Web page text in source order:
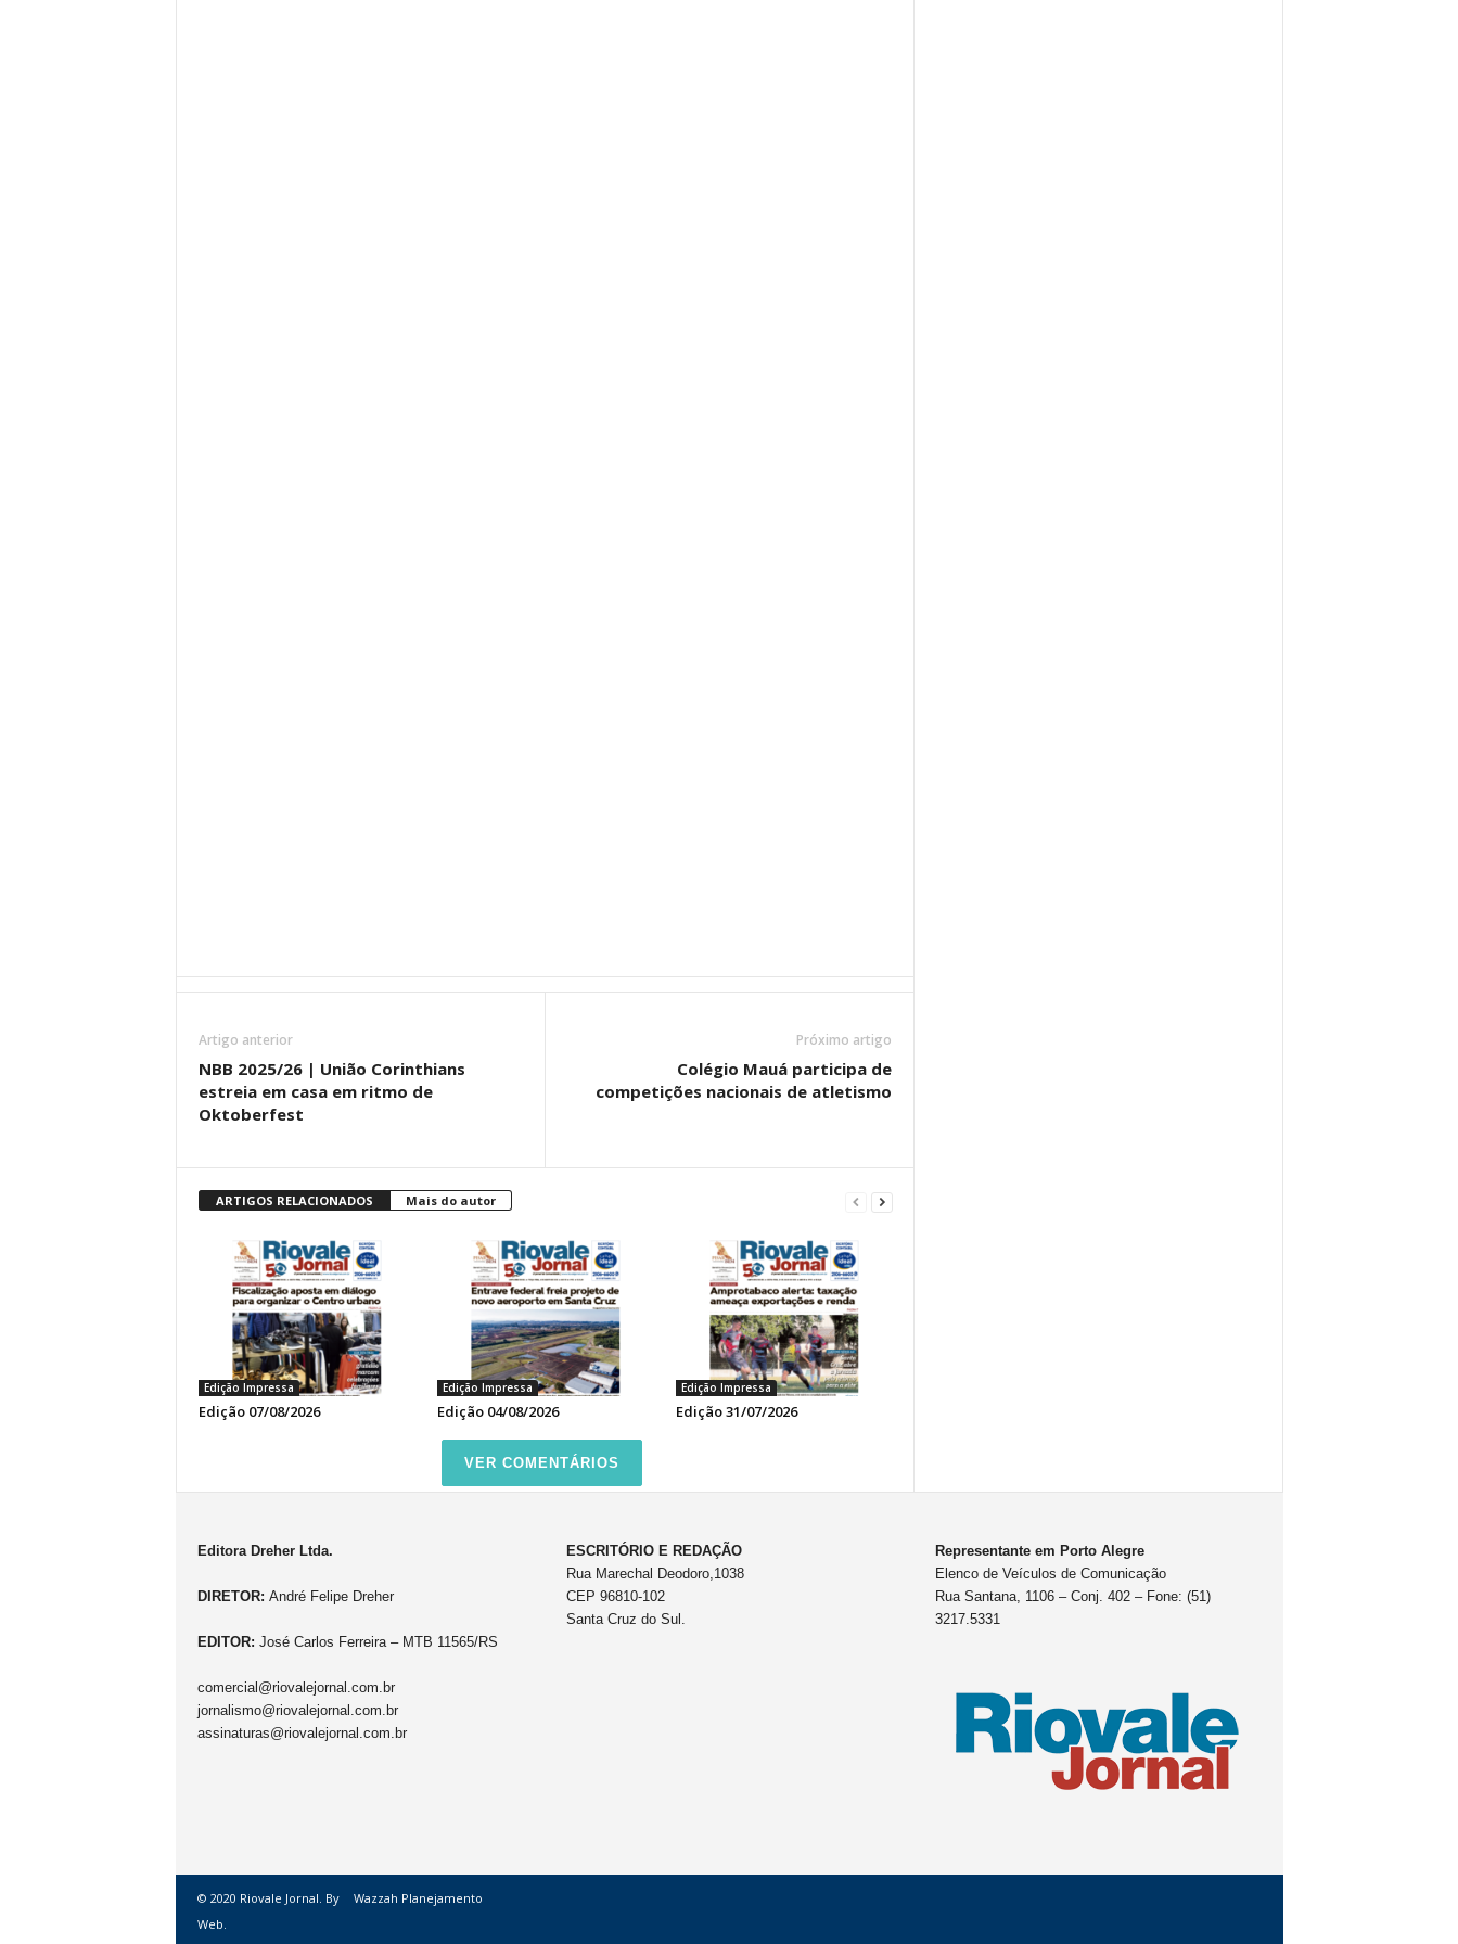
Artigo anterior
NBB 2025/26 | União Corinthians
estreia em casa em ritmo de
Oktoberfest
Próximo artigo
Colégio Mauá participa de
competições nacionais de atletismo
ARTIGOS RELACIONADOS Mais do autor
Edição Impressa
Edição 07/08/2026
Edição Impressa
Edição 04/08/2026
Edição Impressa
Edição 31/07/2026
VER COMENTÁRIOS
Editora Dreher Ltda.
DIRETOR: André Felipe Dreher
EDITOR: José Carlos Ferreira – MTB 11565/RS
comercial@riovalejornal.com.br
jornalismo@riovalejornal.com.br
assinaturas@riovalejornal.com.br
ESCRITÓRIO E REDAÇÃO
Rua Marechal Deodoro,1038
CEP 96810-102
Santa Cruz do Sul.
Representante em Porto Alegre
Elenco de Veículos de Comunicação
Rua Santana, 1106 – Conj. 402 – Fone: (51)
3217.5331
© 2020 Riovale Jornal. By
Wazzah Planejamento
Web.